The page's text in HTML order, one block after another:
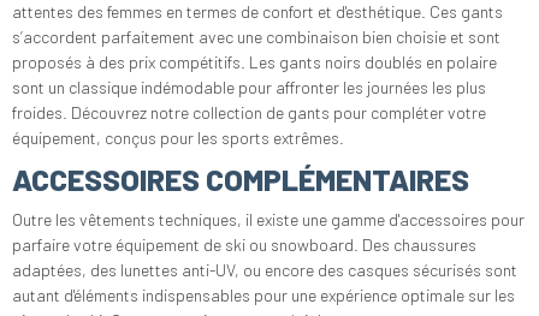
attentes des femmes en termes de confort et d'esthétique. Ces gants
s’accordent parfaitement avec une combinaison bien choisie et sont
proposés à des prix compétitifs. Les gants noirs doublés en polaire
sont un classique indémodable pour affronter les journées les plus
froides. Découvrez notre collection de gants pour compléter votre
équipement, conçus pour les sports extrêmes.
ACCESSOIRES COMPLÉMENTAIRES
Outre les vêtements techniques, il existe une gamme d'accessoires pour
parfaire votre équipement de ski ou snowboard. Des chaussures
adaptées, des lunettes anti-UV, ou encore des casques sécurisés sont
autant d'éléments indispensables pour une expérience optimale sur les